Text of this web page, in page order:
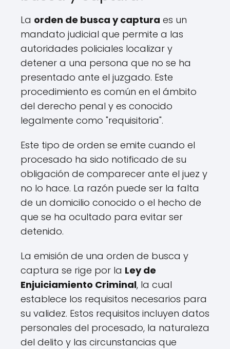
La orden de busca y captura es un
mandato judicial que permite a las
autoridades policiales localizar y
detener a una persona que no se ha
presentado ante el juzgado. Este
procedimiento es común en el ámbito
del derecho penal y es conocido
legalmente como "requisitoria".
Este tipo de orden se emite cuando el
procesado ha sido notificado de su
obligación de comparecer ante el juez y
no lo hace. La razón puede ser la falta
de un domicilio conocido o el hecho de
que se ha ocultado para evitar ser
detenido.
La emisión de una orden de busca y
captura se rige por la Ley de
Enjuiciamiento Criminal, la cual
establece los requisitos necesarios para
su validez. Estos requisitos incluyen datos
personales del procesado, la naturaleza
del delito y las circunstancias que